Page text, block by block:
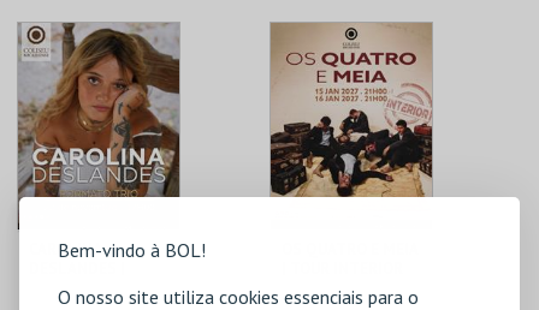
Bem-vindo à BOL!
O nosso site utiliza cookies essenciais para o
COLISEU
MICAELENSE
MAIS INFO
COMPRAR
MICAELENSE
MAIS INFO
COMPRAR
CAROLINA
FORMATO TRIO